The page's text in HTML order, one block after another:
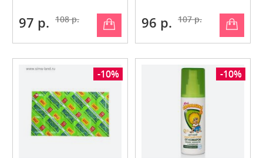
97 р. 108 р. 96 р. 107 р.
-10% -10%